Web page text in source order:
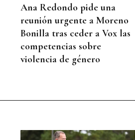
Ana Redondo pide una
reunión urgente a Moreno
Bonilla tras ceder a Vox las
competencias sobre
violencia de género